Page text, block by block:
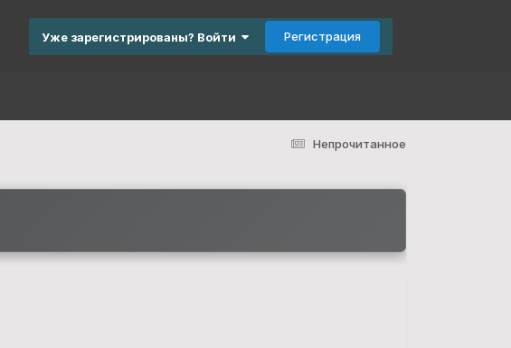
Уже зарегистрированы? Войти Регистрация
Непрочитанное